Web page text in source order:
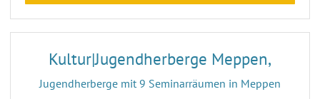
5
Kultur|Jugendherberge Meppen,
Jugendherberge mit 9 Seminarräumen in Meppen